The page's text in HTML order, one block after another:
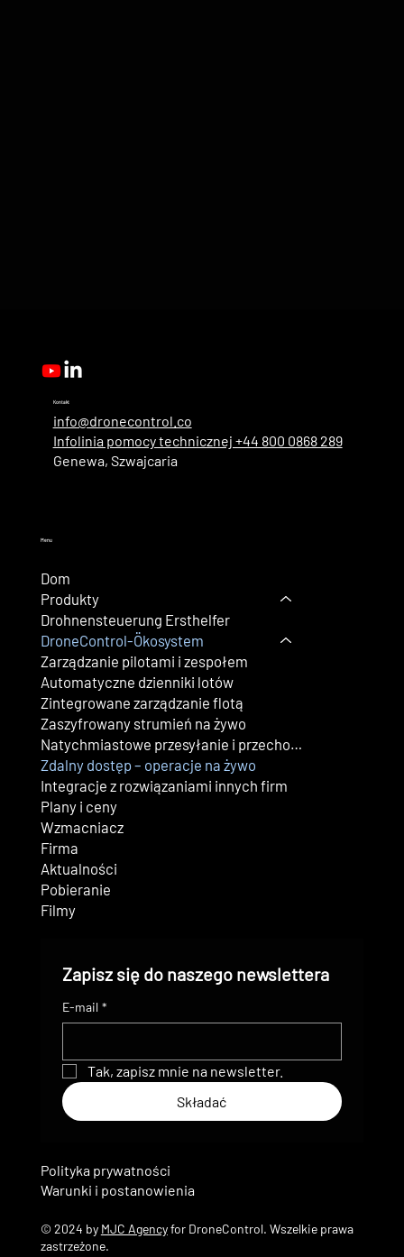
Kontakt
info@dronecontrol.co
Infolinia pomocy technicznej +44 800 0868 289
Genewa, Szwajcaria
Menu
Dom
Produkty
Drohnensteuerung Ersthelfer
DroneControl-Ökosystem
Zarządzanie pilotami i zespołem
Automatyczne dzienniki lotów
Zintegrowane zarządzanie flotą
Zaszyfrowany strumień na żywo
Natychmiastowe przesyłanie i przechowywanie multimediów
Zdalny dostęp – operacje na żywo
Integracje z rozwiązaniami innych firm
Plany i ceny
Wzmacniacz
Firma
Aktualności
Pobieranie
Filmy
Zapisz się do naszego newslettera
E-mail *
Tak, zapisz mnie na newsletter.
Składać
© 2024 by MJC Agencyfor DroneControl. Wszelkie prawa
zastrzeżone.
Warunki i postanowienia
Polityka prywatności